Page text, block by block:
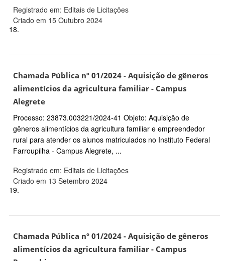
Registrado em: Editais de Licitações
Criado em 15 Outubro 2024
18.
Chamada Pública nº 01/2024 - Aquisição de gêneros
alimentícios da agricultura familiar - Campus
Alegrete
Processo: 23873.003221/2024-41 Objeto: Aquisição de
gêneros alimentícios da agricultura familiar e empreendedor
rural para atender os alunos matriculados no Instituto Federal
Farroupilha - Campus Alegrete, ...
Registrado em: Editais de Licitações
Criado em 13 Setembro 2024
19.
Chamada Pública nº 01/2024 - Aquisição de gêneros
alimentícios da agricultura familiar - Campus